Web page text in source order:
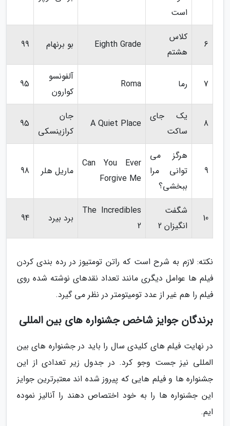
است
6
کلاس
هشتم
Eighth Grade بو برنهام 99
7 رما Roma
آلفونسو
کوارون
95
8
یک جای
ساکت
A Quiet Place
جان
کرازینسکی
95
9
هرگز می
توانی مرا
ببخشی؟
Can You Ever
Forgive Me
ماریل هلر 98
10
شگفت
انگیزان 2
The Incredibles
2
برد بیرد 94
نکته: لازم به شرح است که راتن تومتیوز در رده بندی کردن
فیلم ها عوامل دیگری مانند تعداد نقدهای نوشته شده روی
فیلم را هم غیر از عدد تومیتومتر در نظر می گیرد.
برندگان جوایز شاخص جشنواره های بین المللی
در نهایت فیلم های کلیدی سال را باید در جشنواره های بین
المللی نیز جست وجو کرد. در جدول زیر تعدادی از این
جشنواره ها و فیلم هایی که پیروز شده اند معتبرترین جوایز
این جشنواره ها را به خود اختصاص دهند را آنالیز نموده
ایم.